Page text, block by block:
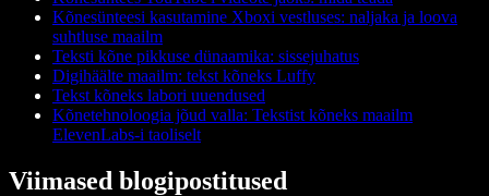
Kõnesünteesi kasutamine Xboxi vestluses: naljaka ja loova
suhtluse maailm
Teksti kõne pikkuse dünaamika: sissejuhatus
Digihäälte maailm: tekst kõneks Luffy
Tekst kõneks labori uuendused
Kõnetehnoloogia jõud valla: Tekstist kõneks maailm
ElevenLabs-i taoliselt
Viimased blogipostitused